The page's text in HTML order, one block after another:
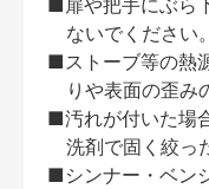
■扉や把手にぶら
ないでください。
■ストーブ等の熱
りや表面の歪み
■汚れが付いた場
洗剤で固く絞っ
■シンナー・ベン